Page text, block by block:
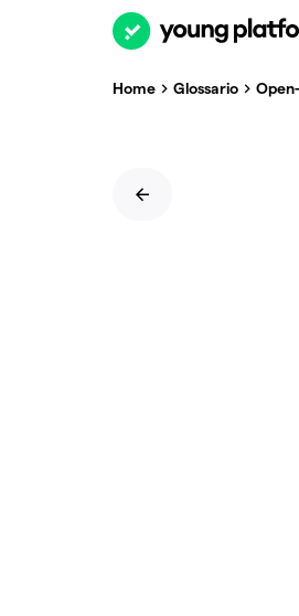
Home Glossario